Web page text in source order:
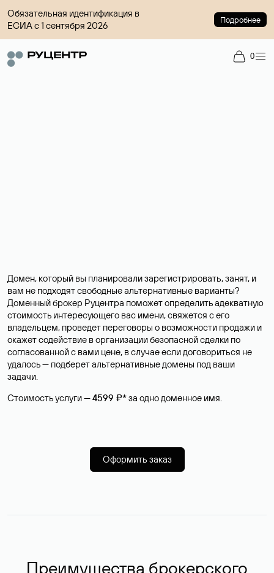
Обязательная идентификация в
ЕСИА с 1 сентября 2026
Подробнее
0
Домен, который вы планировали зарегистрировать, занят, и
вам не подходят свободные альтернативные варианты?
Доменный брокер Руцентра поможет определить адекватную
стоимость интересующего вас имени, свяжется с его
владельцем, проведет переговоры о возможности продажи и
окажет содействие в организации безопасной сделки по
согласованной с вами цене, в случае если договориться не
удалось — подберет альтернативные домены под ваши
задачи.
Стоимость услуги —4599 ₽*за одно доменное имя.
Оформить заказ
Преимущества брокерского